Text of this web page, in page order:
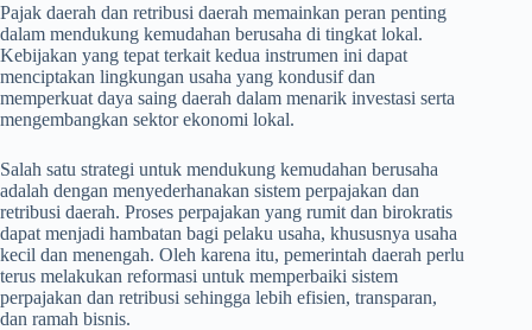
Pajak daerah dan retribusi daerah memainkan peran penting
dalam mendukung kemudahan berusaha di tingkat lokal.
Kebijakan yang tepat terkait kedua instrumen ini dapat
menciptakan lingkungan usaha yang kondusif dan
memperkuat daya saing daerah dalam menarik investasi serta
mengembangkan sektor ekonomi lokal.
Salah satu strategi untuk mendukung kemudahan berusaha
adalah dengan menyederhanakan sistem perpajakan dan
retribusi daerah. Proses perpajakan yang rumit dan birokratis
dapat menjadi hambatan bagi pelaku usaha, khususnya usaha
kecil dan menengah. Oleh karena itu, pemerintah daerah perlu
terus melakukan reformasi untuk memperbaiki sistem
perpajakan dan retribusi sehingga lebih efisien, transparan,
dan ramah bisnis.